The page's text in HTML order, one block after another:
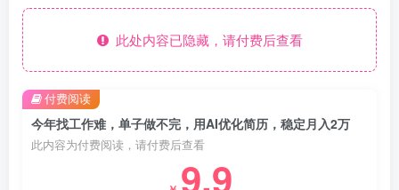
此处内容已隐藏，请付费后查看
今年找工作难，单子做不完，用AI优化简历，稳定月入2万
此内容为付费阅读，请付费后查看
9.9
付费阅读